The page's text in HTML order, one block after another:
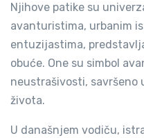
Njihove patike su
avanturistima, urbanim
entuzijastima,
obuće. One su simbol
neustrašivosti, savršeno
života.
U današnjem vodiču,